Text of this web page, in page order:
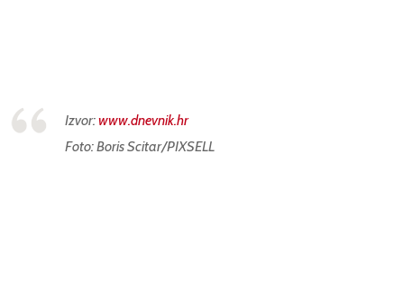
Izvor:www.dnevnik.hr
Foto: Boris Scitar/PIXSELL